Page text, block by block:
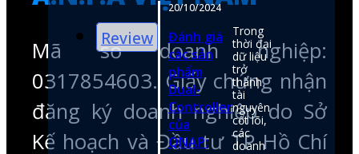
Minh cấp lần đầu ngày
26/05/2023
hotline
0974050107